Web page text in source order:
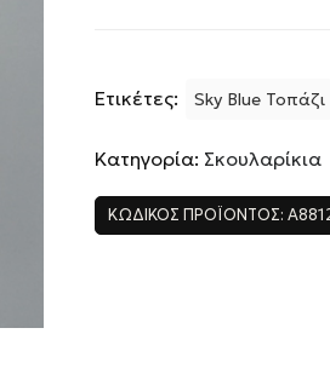
Ετικέτες: Sky Blue Τοπάζι
Κατηγορία: Σκουλαρίκια
ΚΩΔΙΚΌΣ ΠΡΟΪΌΝΤΟΣ: